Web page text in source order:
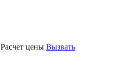
Расчет цены Вызвать